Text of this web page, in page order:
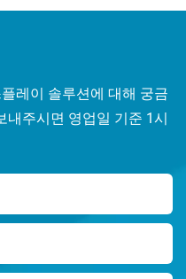
레이 솔루션에 대해 궁금
내주시면 영업일 기준 1시